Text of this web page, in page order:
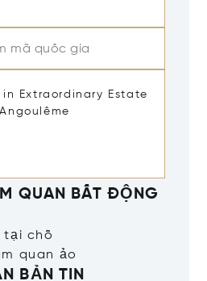
mã quốc gia
QUAN BẤT ĐỘNG
tại chỗ
quan ảo
BẢN TIN